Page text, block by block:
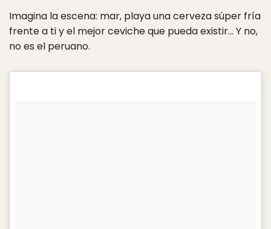
Imagina la escena: mar, playa una cerveza súper fría
frente a ti y el mejor ceviche que pueda existir… Y no,
no es el peruano.